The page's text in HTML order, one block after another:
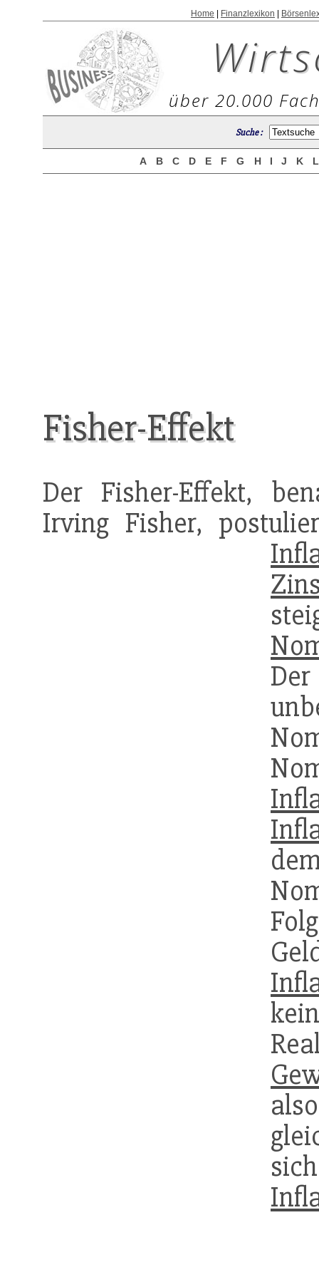
Home Finanzlexikon
über 20.000
Suche :
A B C D E F G H I J K
Fisher-Effekt
Der Fisher-Effekt,
Irving Fisher,